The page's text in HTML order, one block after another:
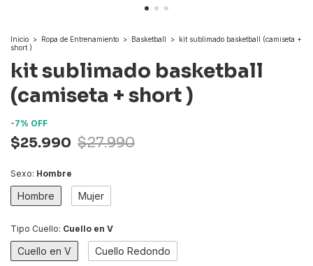
Inicio > Ropa de Entrenamiento > Basketball > kit sublimado basketball (camiseta +
short )
kit sublimado basketball
(camiseta + short )
-7% OFF
$25.990 $27.990
Sexo: Hombre
Hombre Mujer
Tipo Cuello: Cuello en V
Cuello en V Cuello Redondo